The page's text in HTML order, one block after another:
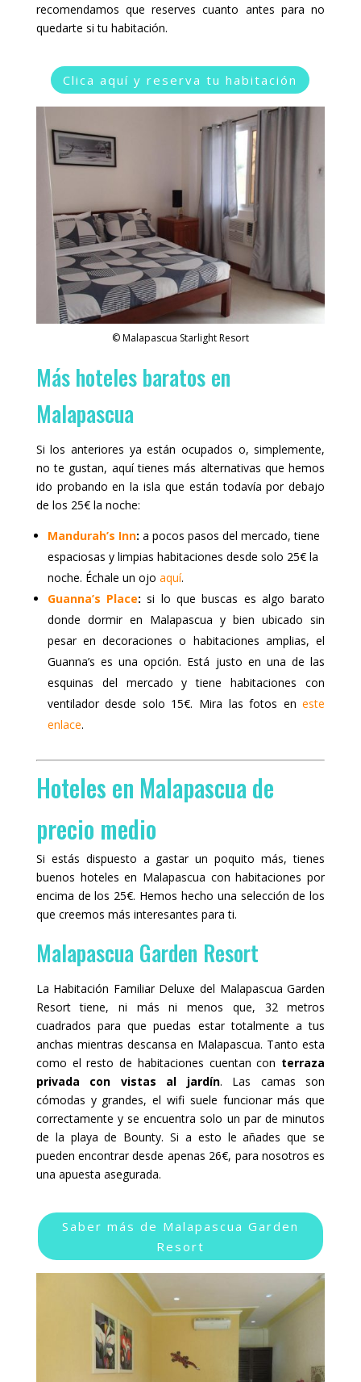
recomendamos que reserves cuanto antes para no
quedarte si tu habitación.
Clica aquí y reserva tu habitación
© Malapascua Starlight Resort
Más hoteles baratos en
Malapascua
Si los anteriores ya están ocupados o, simplemente,
no te gustan, aquí tienes más alternativas que hemos
ido probando en la isla que están todavía por debajo
de los 25€ la noche:
Mandurah’s Inn: a pocos pasos del mercado, tiene
espaciosas y limpias habitaciones desde solo 25€ la
noche. Échale un ojo aquí.
Guanna’s Place: si lo que buscas es algo barato
donde dormir en Malapascua y bien ubicado sin
pesar en decoraciones o habitaciones amplias, el
Guanna’s es una opción. Está justo en una de las
esquinas del mercado y tiene habitaciones con
ventilador desde solo 15€. Mira las fotos eneste
enlace.
Hoteles en Malapascua de
precio medio
Si estás dispuesto a gastar un poquito más, tienes
buenos hoteles en Malapascua con habitaciones por
encima de los 25€. Hemos hecho una selección de los
que creemos más interesantes para ti.
Malapascua Garden Resort
La Habitación Familiar Deluxe del Malapascua Garden
Resort tiene, ni más ni menos que, 32 metros
cuadrados para que puedas estar totalmente a tus
anchas mientras descansa en Malapascua. Tanto esta
como el resto de habitaciones cuentan con terraza
privada con vistas al jardín. Las camas son
cómodas y grandes, el wifi suele funcionar más que
correctamente y se encuentra solo un par de minutos
de la playa de Bounty. Si a esto le añades que se
pueden encontrar desde apenas 26€, para nosotros es
una apuesta asegurada.
Saber más de Malapascua Garden
Resort